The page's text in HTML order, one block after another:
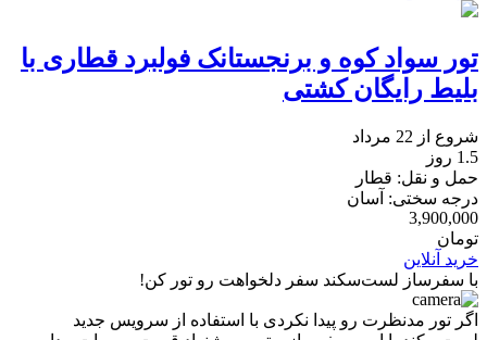
تور سواد کوه و برنجستانک فولبرد قطاری با
بلیط رایگان کشتی
شروع از 22 مرداد
1.5 روز
حمل و نقل: قطار
درجه سختی: آسان
3,900,000
تومان
خرید آنلاین
با سفرساز لست‌سکند سفر دلخواهت رو تور کن!
اگر تور مدنظرت رو پیدا نکردی با استفاده از سرویس جدید